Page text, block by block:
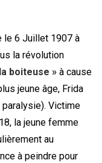
le 6 Juillet 1907 à
la révolution
boiteuse » à cause
jeune âge, Frida
Victime
la jeune femme
au
à peindre pour